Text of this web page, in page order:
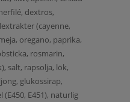
dextros,
(cayenne,
oregano, paprika,
rosmarin,
salt, rapsolja, lök,
glukossirap,
E451), naturlig